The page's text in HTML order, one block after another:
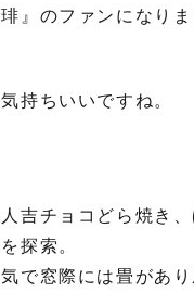
』のファンになりま
持ちいいですね。
吉チョコどら焼き
探索。
で窓際には畳があり